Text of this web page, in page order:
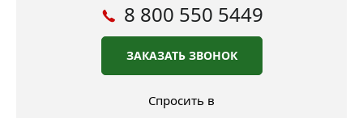
8 800 550 5449
ЗАКАЗАТЬ ЗВОНОК
Спросить в